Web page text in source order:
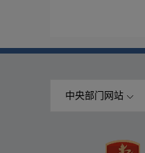
中央部门网站